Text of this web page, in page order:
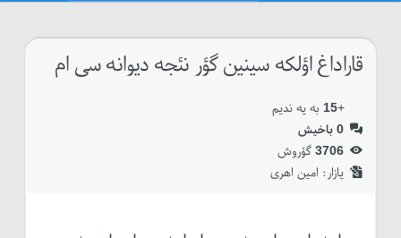
قاراداغ اؤلکه سینین گؤر نئجه دیوانه سی ام
+
15 به یه ندیم
0باخیش
3706گؤروش
یازار:‌ امین اهری